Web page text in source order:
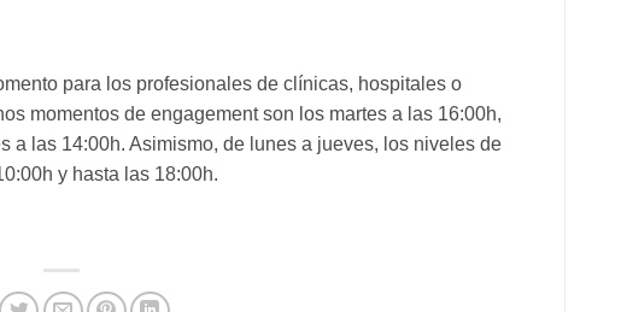
para los profesionales de clínicas, hospitales o
momentos de engagement son los martes a las 16:00h,
a las 14:00h. Asimismo, de lunes a jueves, los niveles de
y hasta las 18:00h.